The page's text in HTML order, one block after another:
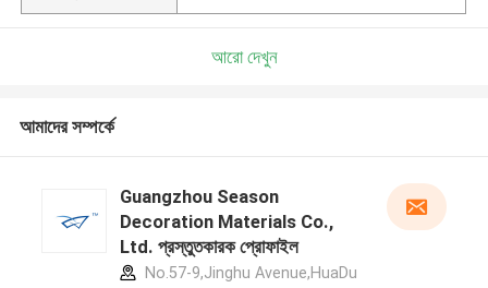
আরো দেখুন
আমাদের সম্পর্কে
Guangzhou Season
Decoration Materials Co.,
Ltd. প্রস্তুতকারক প্রোফাইল
No.57-9,Jinghu Avenue,HuaDu